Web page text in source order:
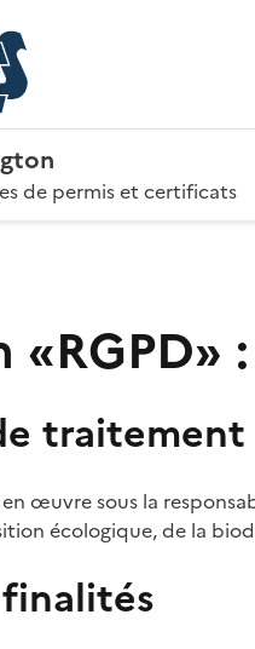
de permis et certificats
traitement
œuvre sous la
écologique, de la